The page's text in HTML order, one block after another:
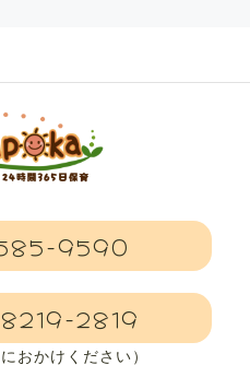
9590
2819
おかけください）